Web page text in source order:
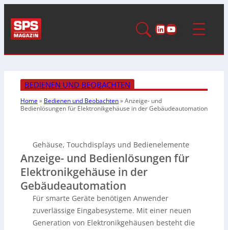
LinkedIn
YouTube
BEDIENEN UND BEOBACHTEN
Home» Bedienen und Beobachten»Anzeige- und
Bedienlösungen für Elektronikgehäuse in der Gebäudeautomation
Gehäuse, Touchdisplays und Bedienelemente
Anzeige- und Bedienlösungen für
Elektronikgehäuse in der
Gebäudeautomation
Für smarte Geräte benötigen Anwender
zuverlässige Eingabesysteme. Mit einer neuen
Generation von Elektronikgehäusen besteht die